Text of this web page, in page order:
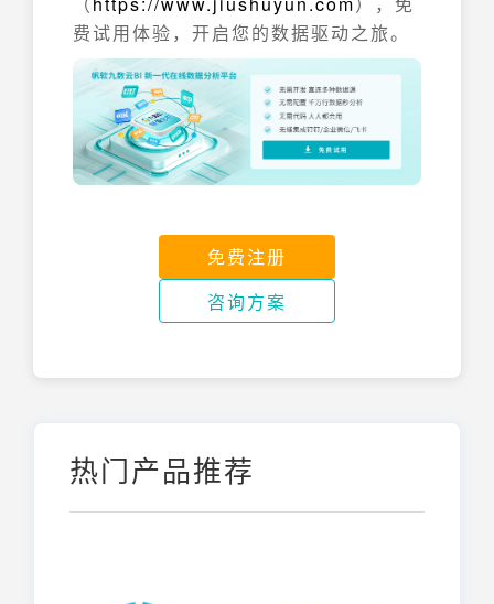
费试用体验，开启您的数据驱动之旅。
免费注册
咨询方案
热门产品推荐